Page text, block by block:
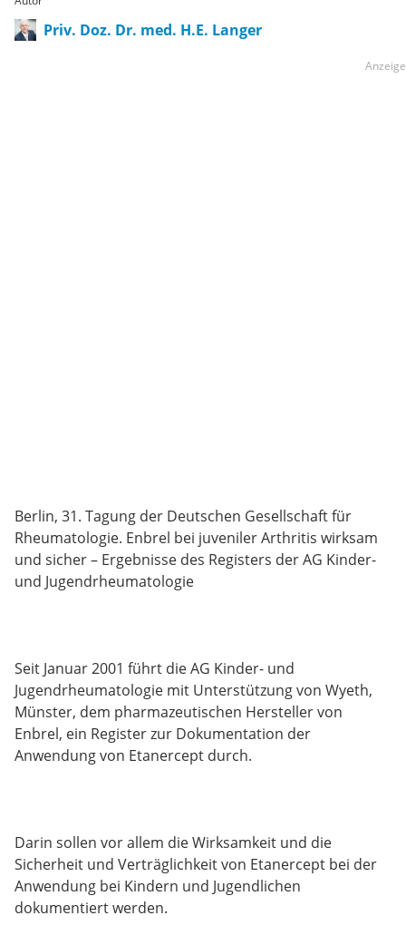
Priv. Doz. Dr. med. H.E. Langer
Berlin, 31. Tagung der Deutschen Gesellschaft für
Rheumatologie. Enbrel bei juveniler Arthritis wirksam
und sicher – Ergebnisse des Registers der AG Kinder-
und Jugendrheumatologie
Seit Januar 2001 führt die AG Kinder- und
Jugendrheumatologie mit Unterstützung von Wyeth,
Münster, dem pharmazeutischen Hersteller von
Enbrel, ein Register zur Dokumentation der
Anwendung von Etanercept durch.
Darin sollen vor allem die Wirksamkeit und die
Sicherheit und Verträglichkeit von Etanercept bei der
Anwendung bei Kindern und Jugendlichen
dokumentiert werden.